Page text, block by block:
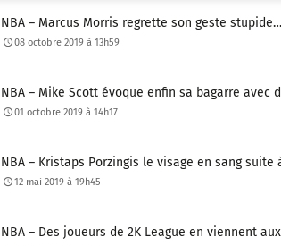
NBA – Marcus Morris regrette son geste
08 octobre 2019 à 13h59
NBA – Mike Scott évoque enfin sa bagarre avec
01 octobre 2019 à 14h17
NBA – Kristaps Porzingis le visage en sang
12 mai 2019 à 19h45
NBA – Des joueurs de 2K League en viennent